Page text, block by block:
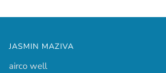
JASMIN MAZIVA
airco well